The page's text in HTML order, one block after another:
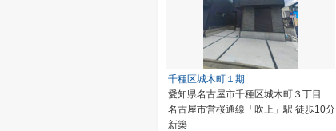
千種区城木町１期
愛知県名古屋市千種区城木町３丁目
名古屋市営桜通線「吹上」駅 徒歩10分
新築